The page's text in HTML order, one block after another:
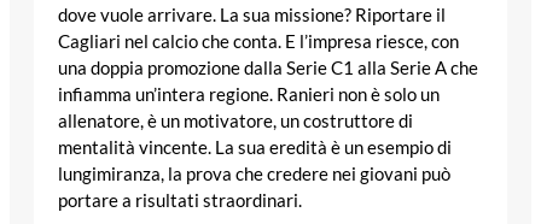
dove vuole arrivare. La sua missione? Riportare il
Cagliari nel calcio che conta. E l’impresa riesce, con
una doppia promozione dalla Serie C1 alla Serie A che
infiamma un’intera regione. Ranieri non è solo un
allenatore, è un motivatore, un costruttore di
mentalità vincente. La sua eredità è un esempio di
lungimiranza, la prova che credere nei giovani può
portare a risultati straordinari.